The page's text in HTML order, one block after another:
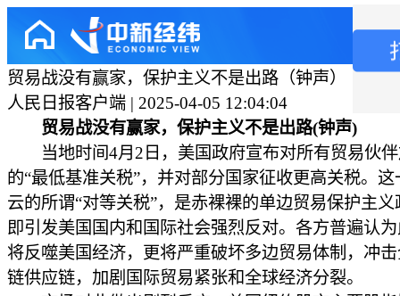
贸易战没有赢家，保护主义不是出路（钟声）
人民日报客户端 | 2025-04-05 12:04:04
贸易战没有赢家，保护主义不是出路(钟声)
当地时间4月2日，美国政府宣布对所有贸易伙伴
的“最低基准关税”，并对部分国家征收更高关税。这
云的所谓“对等关税”，是赤裸裸的单边贸易保护主义
即引发美国国内和国际社会强烈反对。各方普遍认
将反噬美国经济，更将严重破坏多边贸易体制，冲
链供应链，加剧国际贸易紧张和全球经济分裂。